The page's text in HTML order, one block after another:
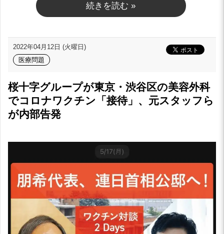
続きを読む »
2022年04月12日 (火曜日)
医療問題
桜十字グループが東京・渋谷区の美容外科
でコロナワクチン「接待」、元スタッフら
が内部告発